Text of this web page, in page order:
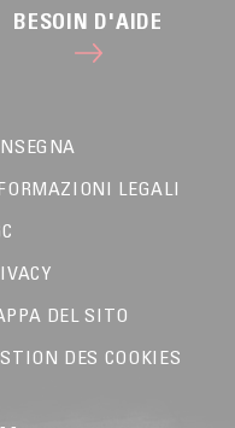
BESOIN D'AIDE
LEGALI
DEL SITO
DES COOKIES